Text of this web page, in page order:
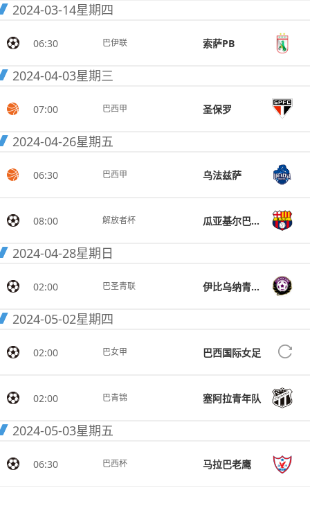
2024-03-14星期四
06:30 巴伊联 索萨PB
2024-04-03星期三
07:00 巴西甲 圣保罗
2024-04-26星期五
06:30 巴西甲 乌法兹萨
08:00 解放者杯 瓜亚基尔巴塞罗那
2024-04-28星期日
02:00 巴圣青联 伊比乌纳青年队
2024-05-02星期四
02:00 巴女甲 巴西国际女足
02:00 巴青锦 塞阿拉青年队
2024-05-03星期五
06:30 巴西杯 马拉巴老鹰